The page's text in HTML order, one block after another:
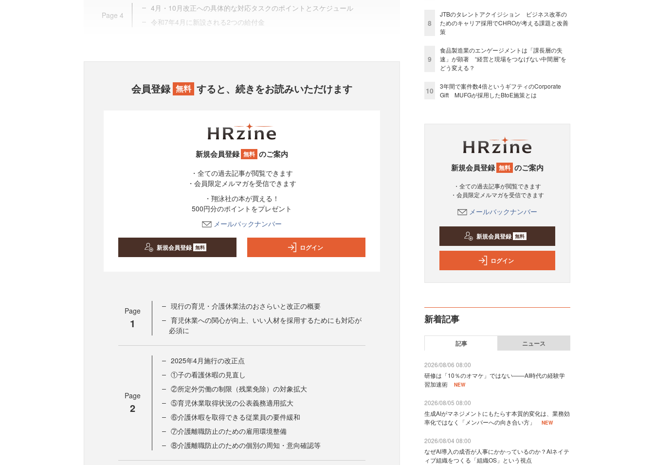
Page 4
4月・10月改正への具体的な対応タスクのポイントとスケジュール
令和7年4月に新設される2つの給付金
会員登録 無料 すると、続きをお読みいただけます
新規会員登録 無料 のご案内
・全ての過去記事が閲覧できます
・会員限定メルマガを受信できます
・翔泳社の本が買える！
500円分のポイントをプレゼント
メールバックナンバー
新規会員登録 無料 ログイン
Page
1
現行の育児・介護休業法のおさらいと改正の概要
育児休業への関心が向上、いい人材を採用するためにも対応が
必須に
Page
2
2025年4月施行の改正点
①子の看護休暇の見直し
②所定外労働の制限（残業免除）の対象拡大
⑤育児休業取得状況の公表義務適用拡大
⑥介護休暇を取得できる従業員の要件緩和
⑦介護離職防止のための雇用環境整備
⑧介護離職防止のための個別の周知・意向確認等
8
JTBのタレントアクイジション ビジネス改革の
ためのキャリア採用でCHROが考える課題と改善
策
9
食品製造業のエンゲージメントは「課長層の失
速」が顕著 “経営と現場をつなげない中間層”を
どう変える？
10
3年間で案件数4倍というギフティのCorporate
Gift MUFGが採用したBtoE施策とは
新規会員登録 無料 のご案内
・全ての過去記事が閲覧できます
・会員限定メルマガを受信できます
メールバックナンバー
新規会員登録 無料
ログイン
新着記事
記事 ニュース
2026/08/06 08:00
研修は「10％のオマケ」ではない——AI時代の経験学
習加速術
NEW
2026/08/05 08:00
生成AIがマネジメントにもたらす本質的変化は、業務効
率化ではなく「メンバーへの向き合い方」
NEW
2026/08/04 08:00
なぜAI導入の成否が人事にかかっているのか？AIネイテ
ィブ組織をつくる「組織OS」という視点